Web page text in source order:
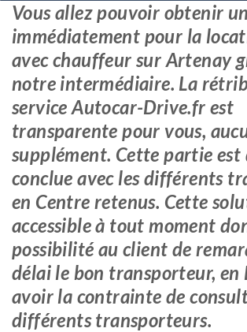
Vous allez pouvoir obtenir
immédiatement pour la
avec chauffeur sur Artenay
notre intermédiaire. La
service Autocar-Drive.fr est
transparente pour vous,
supplément. Cette partie est
conclue avec les différents
en Centre retenus. Cette
accessible à tout moment
possibilité au client de
délai le bon transporteur, en
avoir la contrainte de
différents transporteurs.